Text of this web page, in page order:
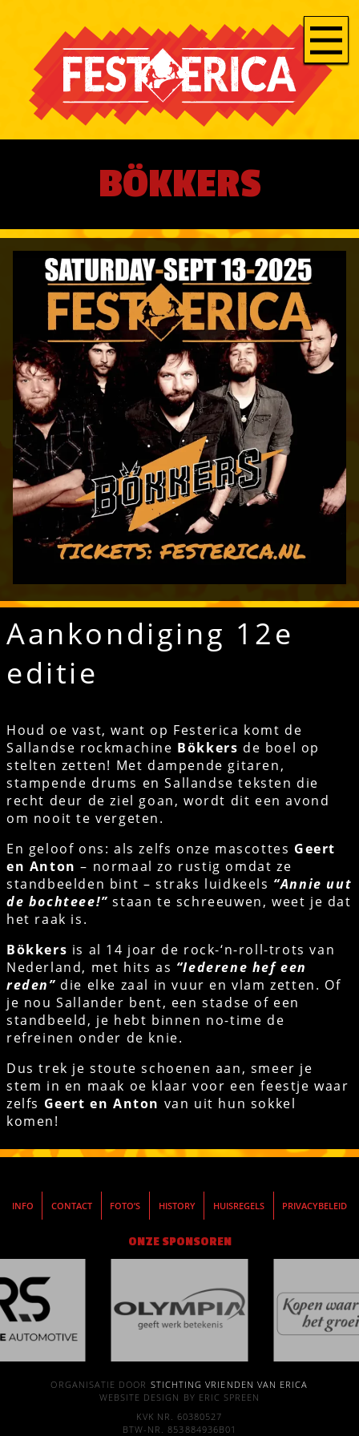
BÖKKERS
Aankondiging 12e
editie
Houd oe vast, want op Festerica komt de
Sallandse rockmachine Bökkers de boel op
stelten zetten! Met dampende gitaren,
stampende drums en Sallandse teksten die
recht deur de ziel goan, wordt dit een avond
om nooit te vergeten.
En geloof ons: als zelfs onze mascottes Geert
en Anton – normaal zo rustig omdat ze
standbeelden bint – straks luidkeels “Annie uut
de bochteee!” staan te schreeuwen, weet je dat
het raak is.
Bökkers is al 14 joar de rock-‘n-roll-trots van
Nederland, met hits as “Iederene hef een
reden” die elke zaal in vuur en vlam zetten. Of
je nou Sallander bent, een stadse of een
standbeeld, je hebt binnen no-time de
refreinen onder de knie.
Dus trek je stoute schoenen aan, smeer je
stem in en maak oe klaar voor een feestje waar
zelfs Geert en Anton van uit hun sokkel
komen!
INFO CONTACT FOTO’S HISTORY HUISREGELS PRIVACYBELEID
ONZE SPONSOREN
ORGANISATIE DOOR STICHTING VRIENDEN VAN ERICA
WEBSITE DESIGN BY ERIC SPREEN
KVK NR. 60380527
BTW-NR. 853884936B01